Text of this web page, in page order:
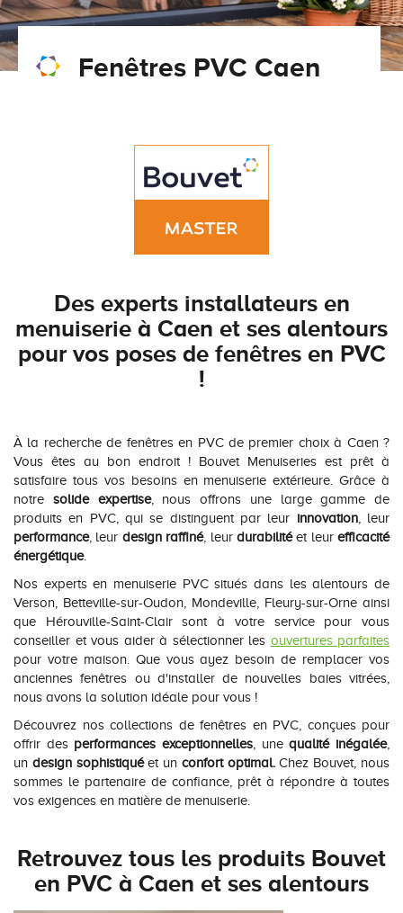
Fenêtres PVC Caen
Des experts installateurs en
menuiserie à Caen et ses alentours
pour vos poses de fenêtres en PVC
!
À la recherche de fenêtres en PVC de premier choix à Caen ?
Vous êtes au bon endroit ! Bouvet Menuiseries est prêt à
satisfaire tous vos besoins en menuiserie extérieure. Grâce à
notre solide expertise, nous offrons une large gamme de
produits en PVC, qui se distinguent par leur innovation, leur
performance, leur design raffiné, leur durabilitéet leur efficacité
énergétique.
Nos experts en menuiserie PVC situés dans les alentours de
Verson, Betteville-sur-Oudon, Mondeville, Fleury-sur-Orne ainsi
que Hérouville-Saint-Clair sont à votre service pour vous
conseiller et vous aider à sélectionner les ouvertures parfaites
pour votre maison. Que vous ayez besoin de remplacer vos
anciennes fenêtres ou d'installer de nouvelles baies vitrées,
nous avons la solution idéale pour vous !
Découvrez nos collections de fenêtres en PVC, conçues pour
offrir des performances exceptionnelles , unequalité inégalée,
un design sophistiquéet un confort optimal.Chez Bouvet, nous
sommes le partenaire de confiance, prêt à répondre à toutes
vos exigences en matière de menuiserie.
Retrouvez tous les produits Bouvet
en PVC à Caen et ses alentours
Conseils pour choisir
Demander un devis
Tous nos accessoires volets roulants
Tous nos accessoires volets battants
Classique
Accessoires
Télécharger le catalogue